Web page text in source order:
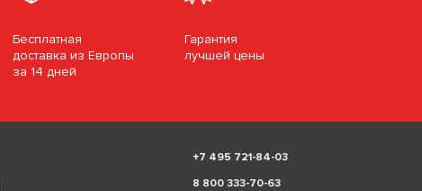
Бесплатная
доставка из Европы
за 14 дней
Гарантия
лучшей цены
+7 495 721-84-03
8 800 333-70-63